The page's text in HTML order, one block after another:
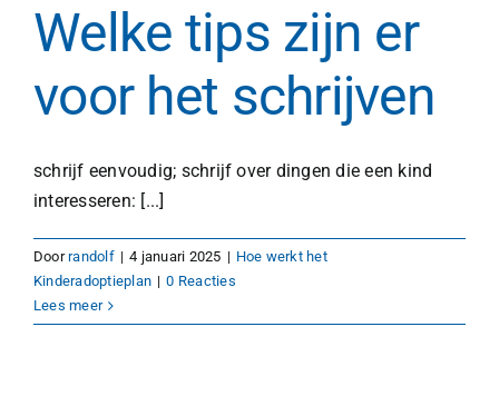
Welke tips zijn er
voor het schrijven
schrijf eenvoudig; schrijf over dingen die een kind
interesseren: [...]
Doorrandolf | 4 januari 2025 | Hoe werkt het
Kinderadoptieplan | 0 Reacties
Lees meer